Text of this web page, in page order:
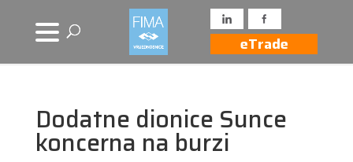
eTrade
Dodatne dionice Sunce
koncerna na burzi